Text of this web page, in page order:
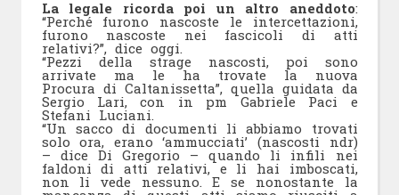
La legale ricorda poi un altro aneddoto:
“Perché furono nascoste le intercettazioni,
furono nascoste nei fascicoli di atti
relativi?”, dice oggi.
“Pezzi della strage nascosti, poi sono
arrivate ma le ha trovate la nuova
Procura di Caltanissetta”, quella guidata da
Sergio Lari, con in pm Gabriele Paci e
Stefani Luciani.
“Un sacco di documenti li abbiamo trovati
solo ora, erano ‘ammucciati’ (nascosti ndr)
– dice Di Gregorio – quando li infili nei
faldoni di atti relativi, e li hai imboscati,
non li vede nessuno. E se nonostante la